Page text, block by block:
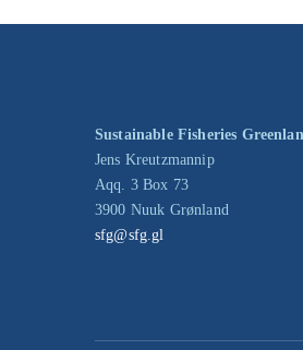
Sustainable Fisheries
Jens Kreutzmannip
Aqq. 3 Box 73
3900 Nuuk Grønland
sfg@sfg.gl